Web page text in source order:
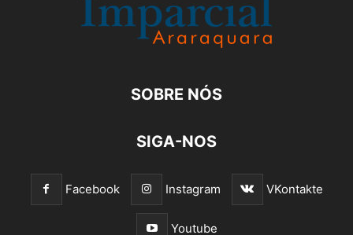
SOBRE NÓS
SIGA-NOS
Facebook Instagram VKontakte
Youtube